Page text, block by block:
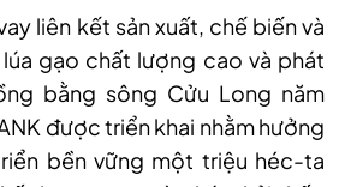
liên kết sản xuất, chế biến và
gạo chất lượng cao và phát
bằng sông Cửu Long năm
được triển khai nhằm hưởng
bền vững một triệu héc-ta